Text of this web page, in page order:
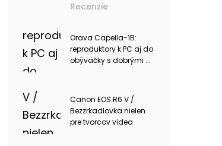
Recenzie
Orava Capella-1B:
reproduktory k PC aj do
obývačky s dobrými ...
Canon EOS R6 V /
Bezzrkadlovka nielen
pre tvorcov videa